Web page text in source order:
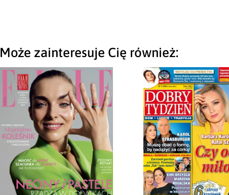
Może zainteresuje Cię również: